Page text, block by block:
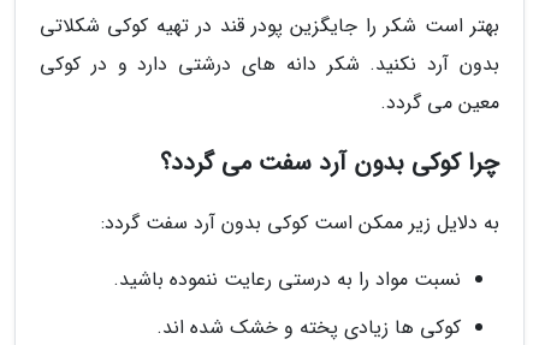
بهتر است شکر را جایگزین پودر قند در تهیه کوکی شکلاتی
بدون آرد نکنید. شکر دانه های درشتی دارد و در کوکی
معین می گردد.
چرا کوکی بدون آرد سفت می گردد؟
به دلایل زیر ممکن است کوکی بدون آرد سفت گردد:
نسبت مواد را به درستی رعایت ننموده باشید.
کوکی ها زیادی پخته و خشک شده اند.